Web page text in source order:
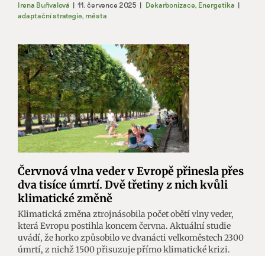
Irena Buřívalová | 11. července 2025 | Dekarbonizace, Energetika |
adaptační strategie, města
Červnová vlna veder v Evropě přinesla přes
dva tisíce úmrtí. Dvě třetiny z nich kvůli
klimatické změně
Klimatická změna ztrojnásobila počet obětí vlny veder,
která Evropu postihla koncem června. Aktuální studie
uvádí, že horko způsobilo ve dvanácti velkoměstech 2300
úmrtí, z nichž 1500 přisuzuje přímo klimatické krizi.